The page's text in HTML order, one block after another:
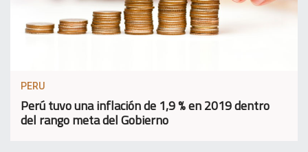
PERU
Perú tuvo una inflación de 1,9 % en 2019 dentro
del rango meta del Gobierno